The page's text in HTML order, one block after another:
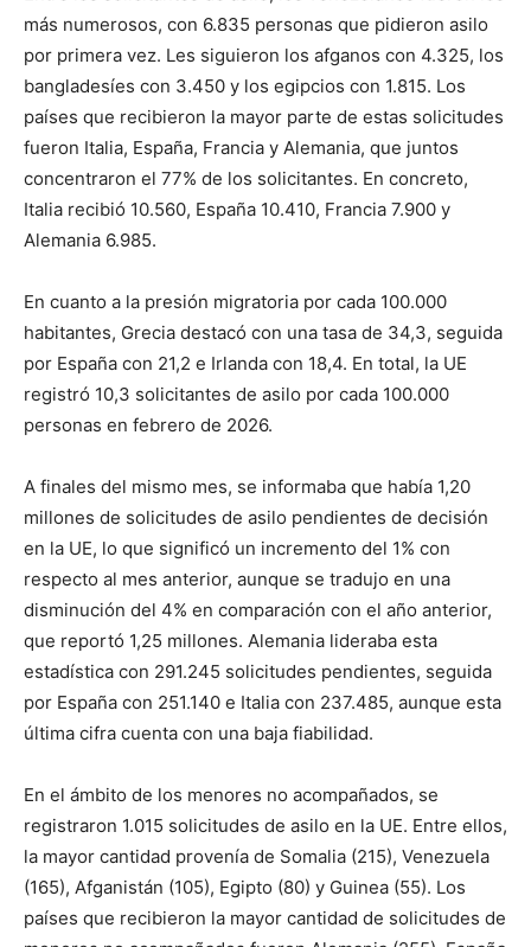
más numerosos, con 6.835 personas que pidieron asilo
por primera vez. Les siguieron los afganos con 4.325, los
bangladesíes con 3.450 y los egipcios con 1.815. Los
países que recibieron la mayor parte de estas solicitudes
fueron Italia, España, Francia y Alemania, que juntos
concentraron el 77% de los solicitantes. En concreto,
Italia recibió 10.560, España 10.410, Francia 7.900 y
Alemania 6.985.
En cuanto a la presión migratoria por cada 100.000
habitantes, Grecia destacó con una tasa de 34,3, seguida
por España con 21,2 e Irlanda con 18,4. En total, la UE
registró 10,3 solicitantes de asilo por cada 100.000
personas en febrero de 2026.
A finales del mismo mes, se informaba que había 1,20
millones de solicitudes de asilo pendientes de decisión
en la UE, lo que significó un incremento del 1% con
respecto al mes anterior, aunque se tradujo en una
disminución del 4% en comparación con el año anterior,
que reportó 1,25 millones. Alemania lideraba esta
estadística con 291.245 solicitudes pendientes, seguida
por España con 251.140 e Italia con 237.485, aunque esta
última cifra cuenta con una baja fiabilidad.
En el ámbito de los menores no acompañados, se
registraron 1.015 solicitudes de asilo en la UE. Entre ellos,
la mayor cantidad provenía de Somalia (215), Venezuela
(165), Afganistán (105), Egipto (80) y Guinea (55). Los
países que recibieron la mayor cantidad de solicitudes de